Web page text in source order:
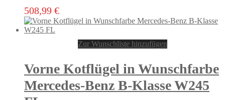
508,99 €Dieses
Produkt
weist
Varianten
Die
Optionen
können
auf
Zur Wunschliste hinzufügen
Vorne Kotflügel in Wunschfarbe
Mercedes-Benz B-Klasse W245